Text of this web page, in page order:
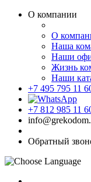
О компании
О
Наша
Наши
Жизнь
Наши
+7 495 795 11
+7 812 985 11
Обратный